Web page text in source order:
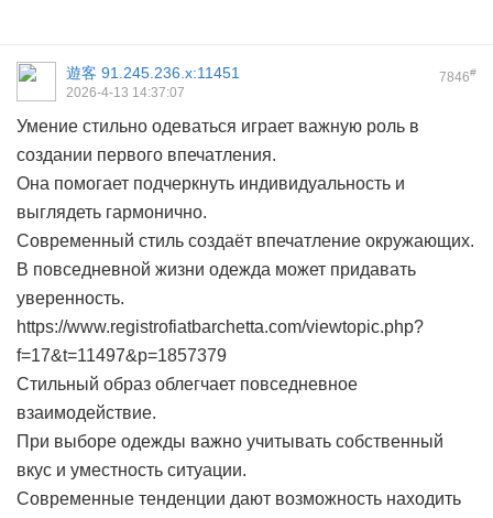
7846#
遊客 91.245.236.x:11451
2026-4-13 14:37:07
Умение стильно одеваться играет важную роль в
создании первого впечатления.
Она помогает подчеркнуть индивидуальность и
выглядеть гармонично.
Современный стиль создаёт впечатление окружающих.
В повседневной жизни одежда может придавать
уверенность.
https://www.registrofiatbarchetta.com/viewtopic.php?
f=17&t=11497&p=1857379
Стильный образ облегчает повседневное
взаимодействие.
При выборе одежды важно учитывать собственный
вкус и уместность ситуации.
Современные тенденции дают возможность находить